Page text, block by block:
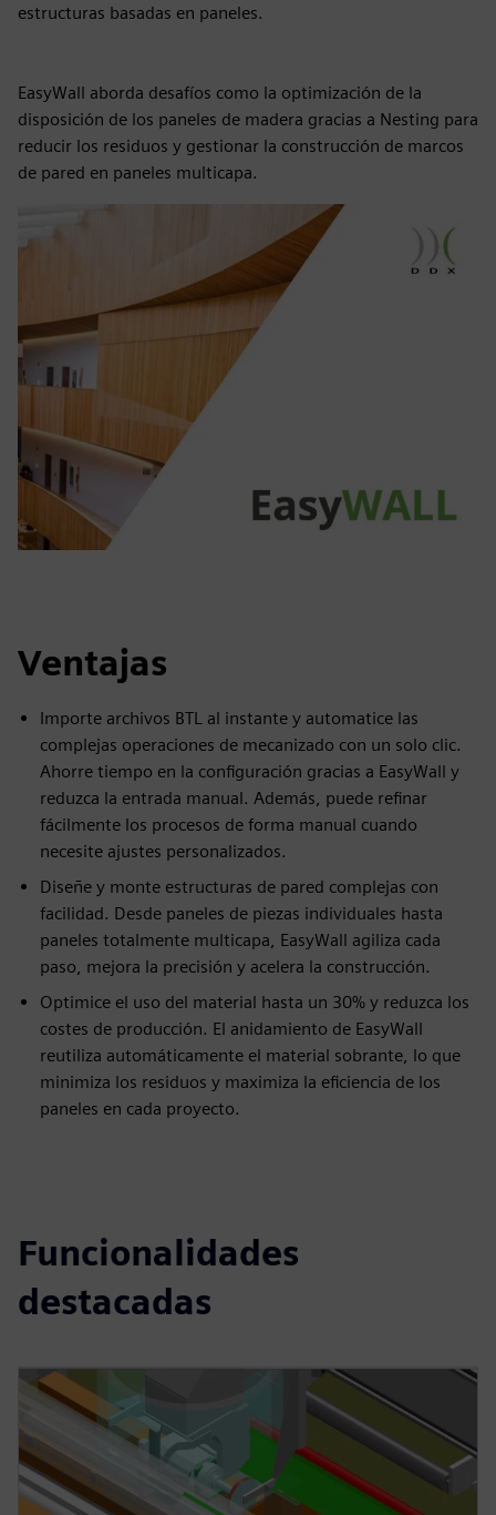
estructuras basadas en paneles.
EasyWall aborda desafíos como la optimización de la
disposición de los paneles de madera gracias a Nesting para
reducir los residuos y gestionar la construcción de marcos
de pared en paneles multicapa.
Ventajas
Importe archivos BTL al instante y automatice las
complejas operaciones de mecanizado con un solo clic.
Ahorre tiempo en la configuración gracias a EasyWall y
reduzca la entrada manual. Además, puede refinar
fácilmente los procesos de forma manual cuando
necesite ajustes personalizados.
Diseñe y monte estructuras de pared complejas con
facilidad. Desde paneles de piezas individuales hasta
paneles totalmente multicapa, EasyWall agiliza cada
paso, mejora la precisión y acelera la construcción.
Optimice el uso del material hasta un 30% y reduzca los
costes de producción. El anidamiento de EasyWall
reutiliza automáticamente el material sobrante, lo que
minimiza los residuos y maximiza la eficiencia de los
paneles en cada proyecto.
Funcionalidades
destacadas